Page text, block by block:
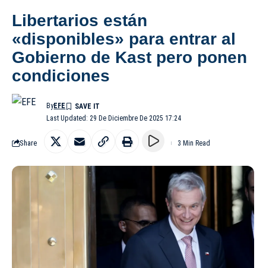
Libertarios están
«disponibles» para entrar al
Gobierno de Kast pero ponen
condiciones
Last Updated: 29 De Diciembre De 2025 17:24
ByEFE
Share 3 Min Read